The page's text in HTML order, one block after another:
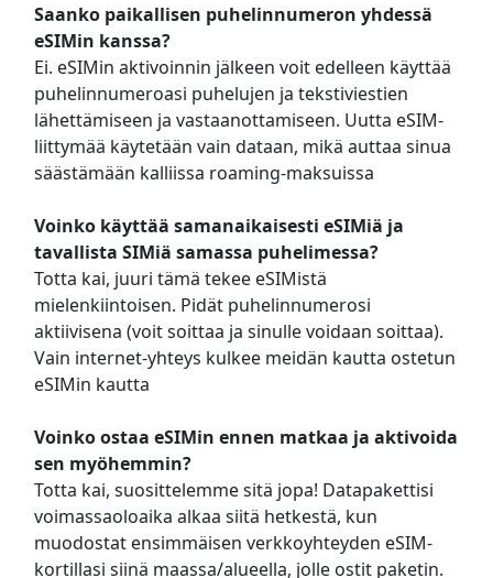
Saanko paikallisen puhelinnumeron yhdessä
eSIMin kanssa?
Ei. eSIMin aktivoinnin jälkeen voit edelleen käyttää
puhelinnumeroasi puhelujen ja tekstiviestien
lähettämiseen ja vastaanottamiseen. Uutta eSIM-
liittymää käytetään vain dataan, mikä auttaa sinua
säästämään kalliissa roaming-maksuissa
Voinko käyttää samanaikaisesti eSIMiä ja
tavallista SIMiä samassa puhelimessa?
Totta kai, juuri tämä tekee eSIMistä
mielenkiintoisen. Pidät puhelinnumerosi
aktiivisena (voit soittaa ja sinulle voidaan soittaa).
Vain internet-yhteys kulkee meidän kautta ostetun
eSIMin kautta
Voinko ostaa eSIMin ennen matkaa ja aktivoida
sen myöhemmin?
Totta kai, suosittelemme sitä jopa! Datapakettisi
voimassaoloaika alkaa siitä hetkestä, kun
muodostat ensimmäisen verkkoyhteyden eSIM-
kortillasi siinä maassa/alueella, jolle ostit paketin.